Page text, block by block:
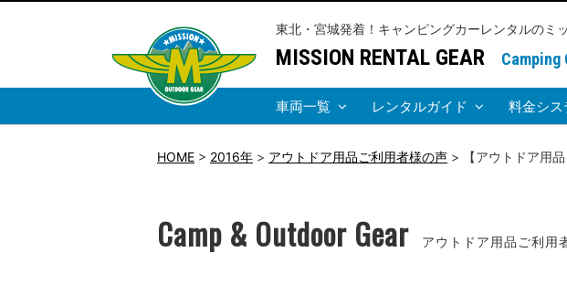
東北・宮城発着！キャンピングカーレンタルのミ
MISSION RENTAL GEAR Camping
車両一覧 レンタルガイド 料金シス
HOME > 2016年 > アウトドア用品ご利用者様の声 > 【アウトドア用
Camp & Outdoor Gear アウトドア用品ご利用